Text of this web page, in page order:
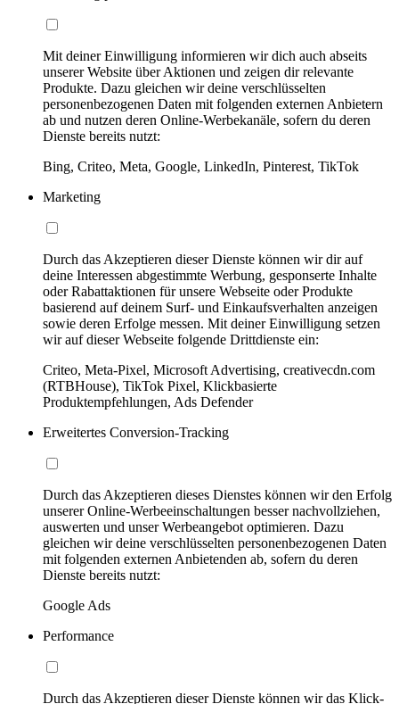
Mit deiner Einwilligung informieren wir dich auch abseits
unserer Website über Aktionen und zeigen dir relevante
Produkte. Dazu gleichen wir deine verschlüsselten
personenbezogenen Daten mit folgenden externen Anbietern
ab und nutzen deren Online-Werbekanäle, sofern du deren
Dienste bereits nutzt:
Bing, Criteo, Meta, Google, LinkedIn, Pinterest, TikTok
Marketing
Durch das Akzeptieren dieser Dienste können wir dir auf
deine Interessen abgestimmte Werbung, gesponserte Inhalte
oder Rabattaktionen für unsere Webseite oder Produkte
basierend auf deinem Surf- und Einkaufsverhalten anzeigen
sowie deren Erfolge messen. Mit deiner Einwilligung setzen
wir auf dieser Webseite folgende Drittdienste ein:
Criteo, Meta-Pixel, Microsoft Advertising, creativecdn.com
(RTBHouse), TikTok Pixel, Klickbasierte
Produktempfehlungen, Ads Defender
Erweitertes Conversion-Tracking
Durch das Akzeptieren dieses Dienstes können wir den Erfolg
unserer Online-Werbeeinschaltungen besser nachvollziehen,
auswerten und unser Werbeangebot optimieren. Dazu
gleichen wir deine verschlüsselten personenbezogenen Daten
mit folgenden externen Anbietenden ab, sofern du deren
Dienste bereits nutzt:
Google Ads
Performance
Durch das Akzeptieren dieser Dienste können wir das Klick-